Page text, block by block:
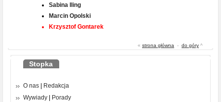
Sabina Iling
Marcin Opolski
Krzysztof Gontarek
« strona główna - do góry ^
Stopka
O nas
Redakcja
Wywiady
Porady